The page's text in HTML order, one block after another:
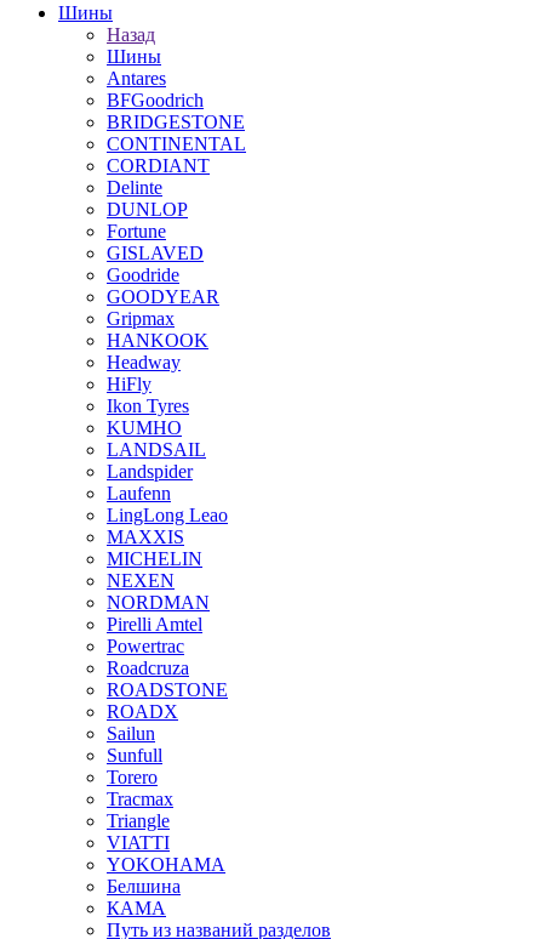
Шины
Назад
Шины
Antares
BFGoodrich
BRIDGESTONE
CONTINENTAL
CORDIANT
Delinte
DUNLOP
Fortune
GISLAVED
Goodride
GOODYEAR
Gripmax
HANKOOK
Headway
HiFly
Ikon Tyres
KUMHO
LANDSAIL
Landspider
Laufenn
LingLong Leao
MAXXIS
MICHELIN
NEXEN
NORDMAN
Pirelli Amtel
Powertrac
Roadcruza
ROADSTONE
ROADX
Sailun
Sunfull
Torero
Tracmax
Triangle
VIATTI
YOKOHAMA
Белшина
КАМА
Путь из названий разделов